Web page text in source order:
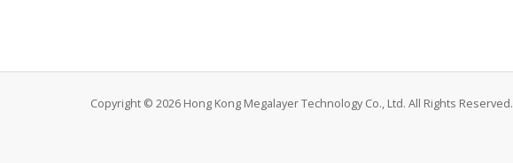
Copyright © 2026 Hong Kong Megalayer Technology Co., Ltd. All Rights Reserved.